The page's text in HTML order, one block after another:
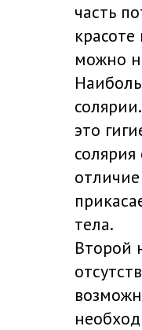
часть
можно
это
тела.
Второй